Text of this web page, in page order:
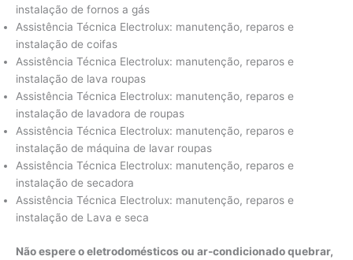
instalação de fornos a gás
Assistência Técnica Electrolux: manutenção, reparos e
instalação de coifas
Assistência Técnica Electrolux: manutenção, reparos e
instalação de lava roupas
Assistência Técnica Electrolux: manutenção, reparos e
instalação de lavadora de roupas
Assistência Técnica Electrolux: manutenção, reparos e
instalação de máquina de lavar roupas
Assistência Técnica Electrolux: manutenção, reparos e
instalação de secadora
Assistência Técnica Electrolux: manutenção, reparos e
instalação de Lava e seca
Não espere o eletrodomésticos ou ar-condicionado quebrar,